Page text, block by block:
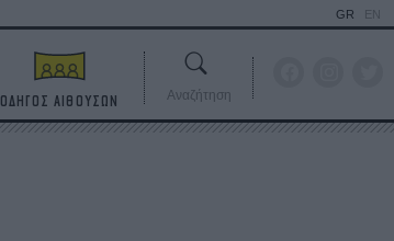
GR EN
ΟΔΗΓΟΣ ΑΙΘΟΥΣΩΝ Αναζήτηση